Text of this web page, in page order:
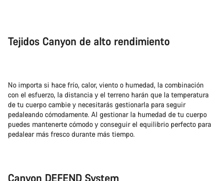
Tejidos Canyon de alto rendimiento
No importa si hace frío, calor, viento o humedad, la combinación
con el esfuerzo, la distancia y el terreno harán que la temperatura
de tu cuerpo cambie y necesitarás gestionarla para seguir
pedaleando cómodamente. Al gestionar la humedad de tu cuerpo
puedes mantenerte cómodo y conseguir el equilibrio perfecto para
pedalear más fresco durante más tiempo.
Canyon DEFEND System